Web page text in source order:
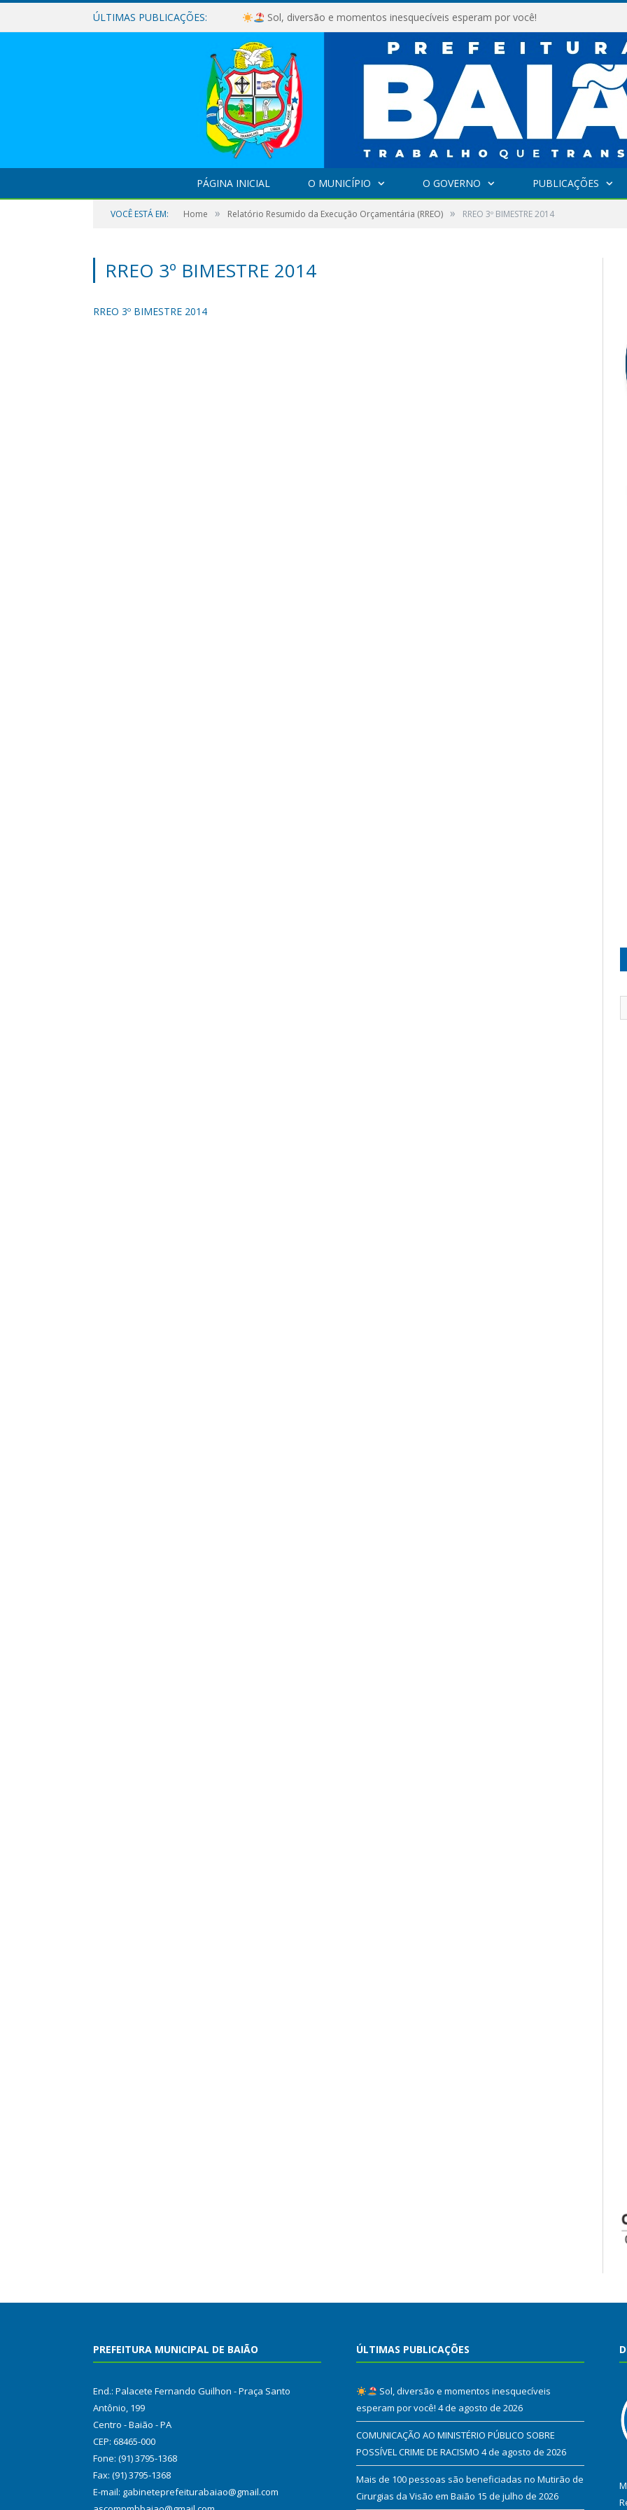
ÚLTIMAS PUBLICAÇÕES: Sol, diversão e momentos inesquecíveis esperam por você!
PÁGINA INICIAL O MUNICÍPIO O GOVERNO PUBLICAÇÕES
VOCÊ ESTÁ EM: Home » Relatório Resumido da Execução Orçamentária (RREO) » RREO 3º BIMESTRE 2014
RREO 3º BIMESTRE 2014
RREO 3º BIMESTRE 2014
PREFEITURA MUNICIPAL DE BAIÃO
End.: Palacete Fernando Guilhon - Praça Santo
Antônio, 199
Centro - Baião - PA
CEP: 68465-000
Fone: (91) 3795-1368
Fax: (91) 3795-1368
E-mail: gabineteprefeiturabaiao@gmail.com
ÚLTIMAS PUBLICAÇÕES
Sol, diversão e momentos inesquecíveis
esperam por você! 4 de agosto de 2026
COMUNICAÇÃO AO MINISTÉRIO PÚBLICO SOBRE
POSSÍVEL CRIME DE RACISMO 4 de agosto de 2026
Mais de 100 pessoas são beneficiadas no Mutirão de
Cirurgias da Visão em Baião 15 de julho de 2026